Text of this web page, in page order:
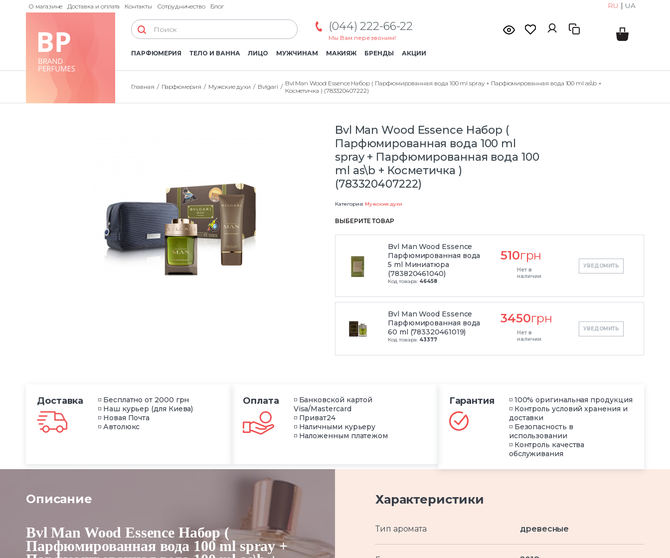
О магазине Доставка и оплата Контакты Сотрудничество Блог RU | UA
(044) 222-66-22
Мы Вам перезвоним!
ПАРФЮМЕРИЯ ТЕЛО И ВАННА ЛИЦО МУЖЧИНАМ МАКИЯЖ БРЕНДЫ АКЦИИ
Главная Парфюмерия Мужские духи Bvlgari
Bvl Man Wood Essence Набор ( Парфюмированная вода 100 ml spray + Парфюмированная вода 100 ml as\b +
Косметичка ) (783320407222)
Bvl Man Wood Essence Набор (
Парфюмированная вода 100 ml
spray + Парфюмированная вода 100
ml as\b + Косметичка )
(783320407222)
Категория: Мужские духи
ВЫБЕРИТЕ ТОВАР
Bvl Man Wood Essence
Парфюмированная вода
5 ml Миниатюра
(783820461040)
Код товара: 46458
510грн
Нет в
наличии
УВЕДОМИТЬ
Bvl Man Wood Essence
Парфюмированная вода
60 ml (783320461019)
Код товара: 43377
3450грн
Нет в
наличии
УВЕДОМИТЬ
Доставка
◽ Бесплатно от 2000 грн
◽ Наш курьер (для Киева)
◽ Новая Почта
◽ Автолюкс
Оплата
◽ Банковской картой
Visa/Mastercard
◽ Приват24
◽ Наличными курьеру
◽ Наложенным платежом
Гарантия
◽ 100% оригинальная продукция
◽ Контроль условий хранения и
доставки
◽ Безопасность в
использовании
◽ Контроль качества
обслуживания
Описание
Bvl Man Wood Essence Набор (
Парфюмированная вода 100 ml spray +
Характеристики
Тип аромата древесные